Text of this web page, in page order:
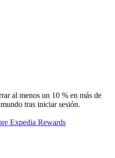
al menos un 10 % en más de
tras iniciar sesión.
Expedia Rewards